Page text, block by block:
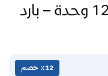
مكيف سبلت تليزون 12600 وحدة – بارد
٪12 خصم